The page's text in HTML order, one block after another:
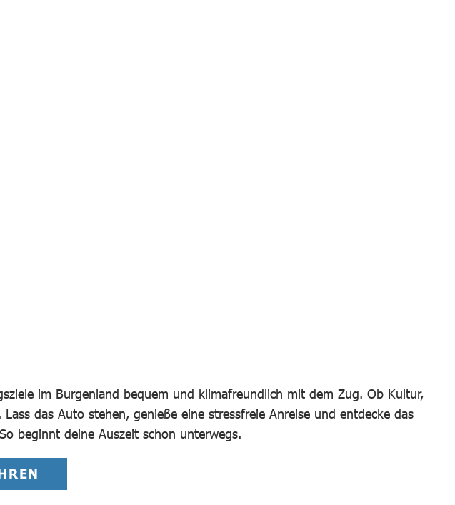
im Burgenland bequem und klimafreundlich mit dem Zug. Ob Kultur,
das Auto stehen, genieße eine stressfreie Anreise und entdecke das
beginnt deine Auszeit schon unterwegs.